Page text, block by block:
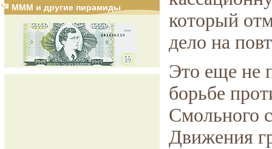
МММ и другие пирамиды
который
дело на
Это еще не
борьбе
Смольного
Движения